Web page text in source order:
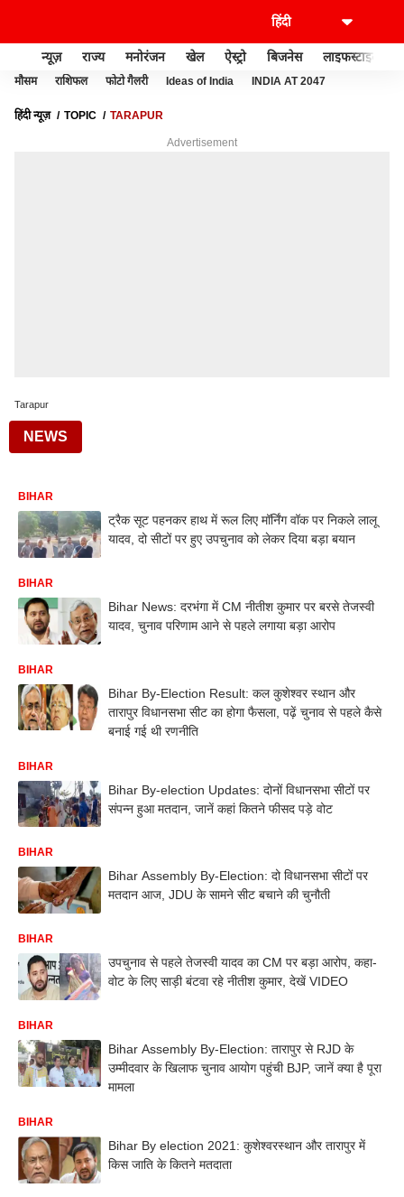
न्यूज़ राज्य मनोरंजन खेल ऐस्ट्रो बिजनेस लाइफस्टाइल
मौसम राशिफल फोटो गैलरी Ideas of India INDIA AT 2047
हिंदी न्यूज़ TOPIC TARAPUR
Advertisement
Tarapur
NEWS
BIHAR
ट्रैक सूट पहनकर हाथ में रूल लिए मॉर्निंग वॉक पर निकले लालू
यादव, दो सीटों पर हुए उपचुनाव को लेकर दिया बड़ा बयान
BIHAR
Bihar News: दरभंगा में CM नीतीश कुमार पर बरसे तेजस्वी
यादव, चुनाव परिणाम आने से पहले लगाया बड़ा आरोप
BIHAR
Bihar By-Election Result: कल कुशेश्वर स्थान और
तारापुर विधानसभा सीट का होगा फैसला, पढ़ें चुनाव से पहले कैसे
बनाई गई थी रणनीति
BIHAR
Bihar By-election Updates: दोनों विधानसभा सीटों पर
संपन्न हुआ मतदान, जानें कहां कितने फीसद पड़े वोट
BIHAR
Bihar Assembly By-Election: दो विधानसभा सीटों पर
मतदान आज, JDU के सामने सीट बचाने की चुनौती
BIHAR
उपचुनाव से पहले तेजस्वी यादव का CM पर बड़ा आरोप, कहा-
वोट के लिए साड़ी बंटवा रहे नीतीश कुमार, देखें VIDEO
BIHAR
Bihar Assembly By-Election: तारापुर से RJD के
उम्मीदवार के खिलाफ चुनाव आयोग पहुंची BJP, जानें क्या है पूरा
मामला
BIHAR
Bihar By election 2021: कुशेश्वरस्थान और तारापुर में
किस जाति के कितने मतदाता